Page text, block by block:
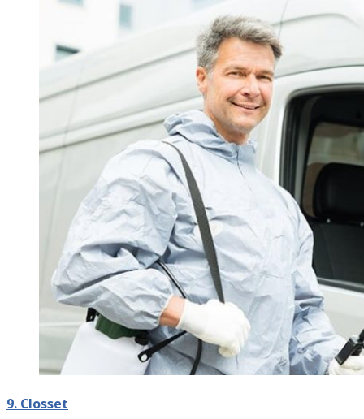
9. Closset